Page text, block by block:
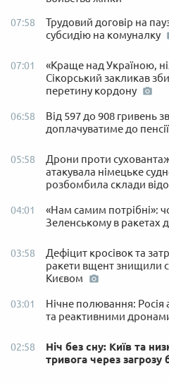
07:58
Трудовий договір на
субсидію на комуналку
07:01
«Краще над Україною,
Сікорський закликав
перетину кордону
06:58
Від 597 до 908 гривень
доплачуватиме до
05:58
Дрони проти
атакувала німецьке
розбомбила склади
04:01
«Нам самим потрібні»:
Зеленському в ракетах
03:58
Дефіцит кросівок та
ракети вщент знищили
Києвом
03:01
Нічне полювання: Росія
та реактивними
02:58
Ніч без сну: Київ та
тривога через загрозу